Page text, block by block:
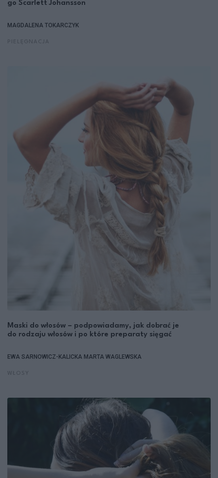
go Scarlett Johansson
MAGDALENA TOKARCZYK
Maski do włosów – podpowiadamy, jak dobrać je
do rodzaju włosów i po które preparaty sięgać
EWA SARNOWICZ-KALICKA MARTA WAGLEWSKA